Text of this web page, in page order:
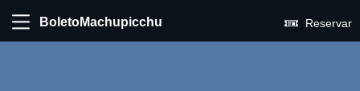
BoletoMachupicchu Reservar